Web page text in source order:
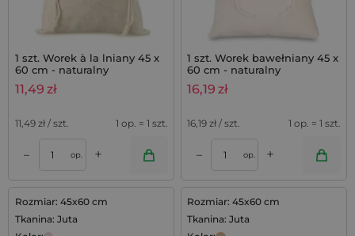
1 szt. Worek à la lniany 45 x
60 cm - naturalny
11,49 zł
11,49 zł / szt. 1 op. = 1 szt.
– op. +
1 szt. Worek bawełniany 45 x
60 cm - naturalny
16,19 zł
16,19 zł / szt. 1 op. = 1 szt.
– op. +
Rozmiar: 45x60 cm
Tkanina: Juta
Rozmiar: 45x60 cm
Tkanina: Juta